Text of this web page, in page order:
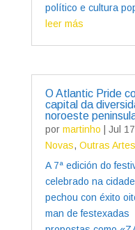
político e cultura
leer más
O Atlantic Pride
capital da
noroeste
por martinho Jul
Novas, Outras Artes
A 7ª edición do
celebrado na
pechou con éxito
man de festexadas